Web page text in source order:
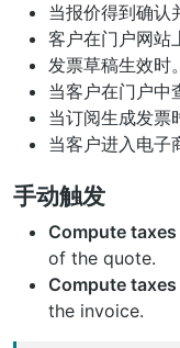
当报价得到确认
客户在门户网站
发票草稿生效时。
当客户在门户中
当订阅生成发票
当客户进入电子
手动触发
Compute
of the quote.
Compute
the invoice.